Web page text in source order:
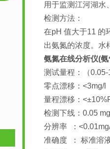
用于监测江河湖水
检测方法：
在pH 值大于11 的
出氨氮的浓度。水
氨氮在线分析仪(
测试量程：（
零点漂移：<3mg/l
量程漂移：
检测下线：0.05
分辨率 ：
准确度 ： 标准溶